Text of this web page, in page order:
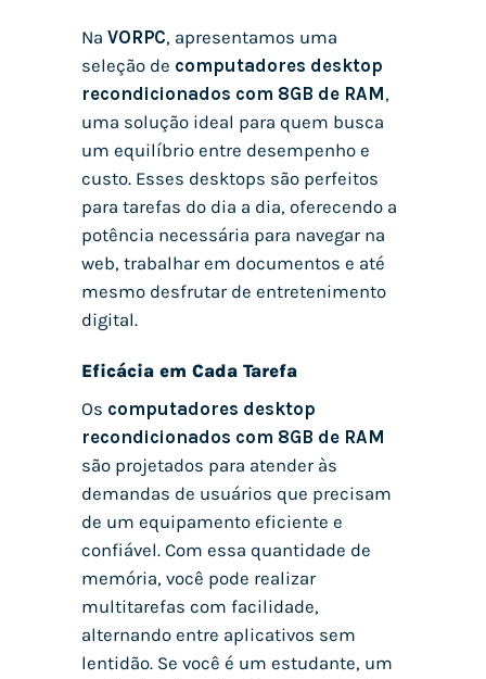
Na VORPC, apresentamos uma
seleção de computadores desktop
recondicionados com 8GB de RAM,
uma solução ideal para quem busca
um equilíbrio entre desempenho e
custo. Esses desktops são perfeitos
para tarefas do dia a dia, oferecendo a
potência necessária para navegar na
web, trabalhar em documentos e até
mesmo desfrutar de entretenimento
digital.
Eficácia em Cada Tarefa
Os computadores desktop
recondicionados com 8GB de RAM
são projetados para atender às
demandas de usuários que precisam
de um equipamento eficiente e
confiável. Com essa quantidade de
memória, você pode realizar
multitarefas com facilidade,
alternando entre aplicativos sem
lentidão. Se você é um estudante, um